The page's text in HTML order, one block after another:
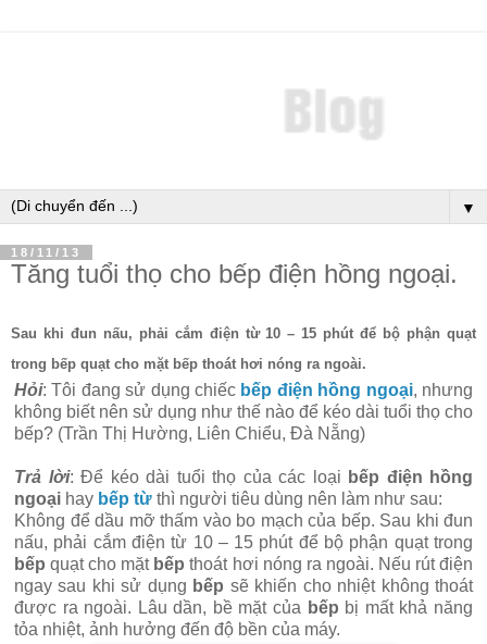
▼
18/11/13
Tăng tuổi thọ cho bếp điện hồng ngoại.
Sau khi đun nấu, phải cắm điện từ 10 – 15 phút để bộ phận quạt
trong bếp quạt cho mặt bếp thoát hơi nóng ra ngoài.
Hỏi: Tôi đang sử dụng chiếc bếp điện hồng ngoại, nhưng
không biết nên sử dụng như thế nào để kéo dài tuổi thọ cho
bếp? (Trần Thị Hường, Liên Chiểu, Đà Nẵng)
Trả lời: Để kéo dài tuổi thọ của các loại bếp điện hồng
ngoại hay bếp từ thì người tiêu dùng nên làm như sau:
Không để dầu mỡ thấm vào bo mạch của bếp. Sau khi đun
nấu, phải cắm điện từ 10 – 15 phút để bộ phận quạt trong
bếpquạt cho mặt bếpthoát hơi nóng ra ngoài. Nếu rút điện
ngay sau khi sử dụng bếp sẽ khiến cho nhiệt không thoát
được ra ngoài. Lâu dần, bề mặt của bếp bị mất khả năng
tỏa nhiệt, ảnh hưởng đến độ bền của máy.